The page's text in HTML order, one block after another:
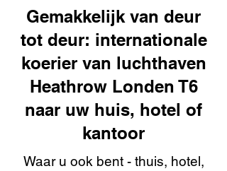
Gemakkelijk van deur
tot deur: internationale
koerier van luchthaven
Heathrow Londen T6
naar uw huis, hotel of
kantoor
Waar u ook bent - thuis, hotel,